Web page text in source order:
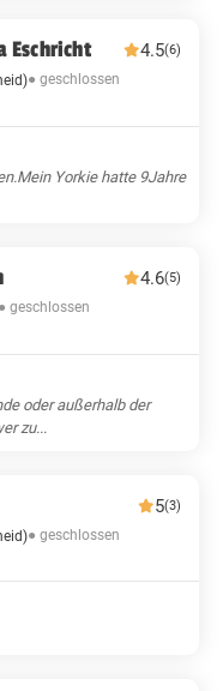
Eschricht 4.5(6)
● geschlossen
Yorkie hatte 9Jahre
4.6(5)
● geschlossen
oder außerhalb der
zu...
5(3)
● geschlossen